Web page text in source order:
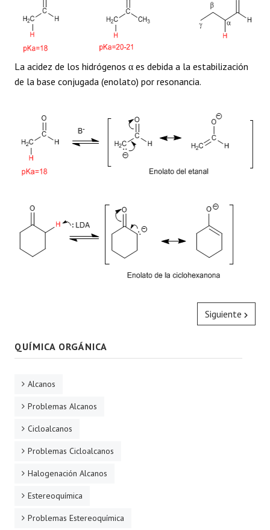
La acidez de los hidrógenos α es debida a la estabilización
de la base conjugada (enolato) por resonancia.
Siguiente
QUÍMICA ORGÁNICA
Alcanos
Problemas Alcanos
Cicloalcanos
Problemas Cicloalcanos
Halogenación Alcanos
Estereoquímica
Problemas Estereoquímica